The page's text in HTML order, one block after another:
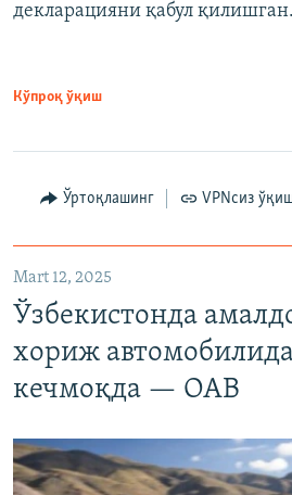
декларацияни қабул қилишган.
Кўпроқ ўқиш
Ўртоқлашинг VPNсиз
Mart 12, 2025
Ўзбекистонда
хориж
кечмоқда — ОАВ